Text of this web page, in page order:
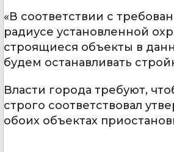
«В соответствии с
радиусе установленной
строящиеся объекты в
будем останавливать
Власти города требуют,
строго соответствовал
обоих объектах